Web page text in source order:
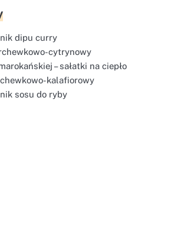
dipu curry
cytrynowy
– sałatki na ciepło
kalafiorowy
sosu do ryby